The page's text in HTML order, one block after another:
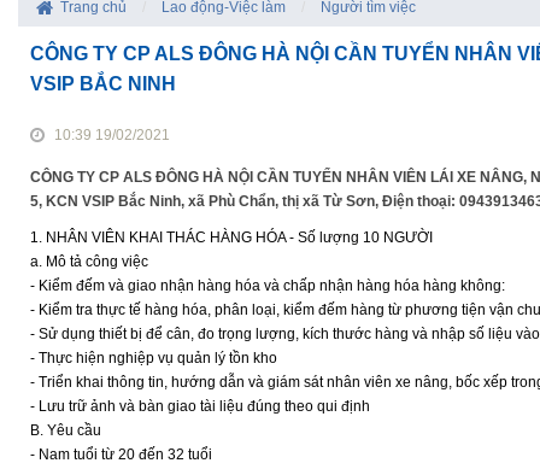
Trang chủ Lao động-Việc làm Người tìm việc
CÔNG TY CP ALS ĐÔNG HÀ NỘI CẦN TUYỂN NHÂN
VSIP BẮC NINH
10:39 19/02/2021
CÔNG TY CP ALS ĐÔNG HÀ NỘI CẦN TUYỂN NHÂN VIÊN LÁI XE
5, KCN VSIP Bắc Ninh, xã Phù Chẩn, thị xã Từ Sơn, Điện thoại:
1. NHÂN VIÊN KHAI THÁC HÀNG HÓA - Số lượng 10 NGƯỜI
a. Mô tả công việc
- Kiểm đếm và giao nhận hàng hóa và chấp nhận hàng hóa hàng không:
- Kiểm tra thực tế hàng hóa, phân loại, kiểm đếm hàng từ phương tiện vận
- Sử dụng thiết bị để cân, đo trọng lượng, kích thước hàng và nhập số liệu
- Thực hiện nghiệp vụ quản lý tồn kho
- Triển khai thông tin, hướng dẫn và giám sát nhân viên xe nâng, bốc xếp
- Lưu trữ ảnh và bàn giao tài liệu đúng theo qui định
B. Yêu cầu
- Nam tuổi từ 20 đến 32 tuổi